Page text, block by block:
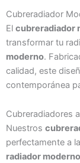
Cubreradiador
El cubreradiador
transformar tu
moderno.
calidad, este
contemporánea
Cubreradiadores
Nuestros
perfectamente a
radiador moderno